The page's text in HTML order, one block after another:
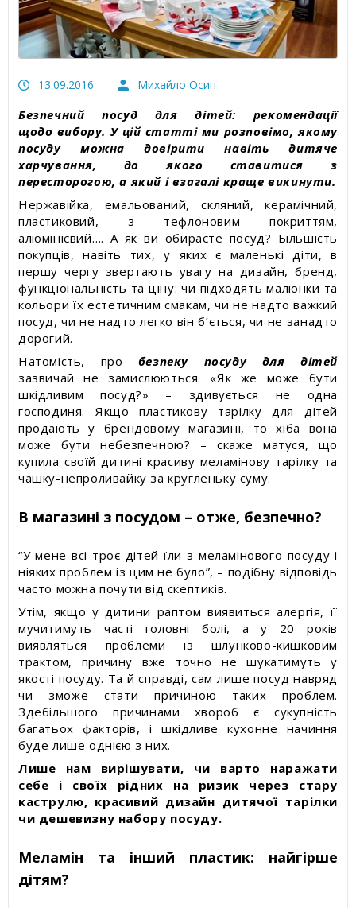
13.09.2016 Михайло Осип
Безпечний посуд для дітей: рекомендації
щодо вибору. У цій статті ми розповімо, якому
посуду можна довірити навіть дитяче
харчування, до якого ставитися з
пересторогою, а який і взагалі краще викинути.
Нержавійка, емальований, скляний, керамічний,
пластиковий, з тефлоновим покриттям,
алюмінієвий…. А як ви обираєте посуд? Більшість
покупців, навіть тих, у яких є маленькі діти, в
першу чергу звертають увагу на дизайн, бренд,
функціональність та ціну: чи підходять малюнки та
кольори їх естетичним смакам, чи не надто важкий
посуд, чи не надто легко він б’ється, чи не занадто
дорогий.
Натомість, про безпеку посуду для дітей
зазвичай не замислюються. «Як же може бути
шкідливим посуд?» – здивується не одна
господиня. Якщо пластикову тарілку для дітей
продають у брендовому магазині, то хіба вона
може бути небезпечною? – скаже матуся, що
купила своїй дитині красиву меламінову тарілку та
чашку-непроливайку за кругленьку суму.
В магазині з посудом – отже, безпечно?
“У мене всі троє дітей їли з меламінового посуду і
ніяких проблем із цим не було”, – подібну відповідь
часто можна почути від скептиків.
Утім, якщо у дитини раптом виявиться алергія, її
мучитимуть часті головні болі, а у 20 років
виявляться проблеми із шлунково-кишковим
трактом, причину вже точно не шукатимуть у
якості посуду. Та й справді, сам лише посуд навряд
чи зможе стати причиною таких проблем.
Здебільшого причинами хвороб є сукупність
багатьох факторів, і шкідливе кухонне начиння
буде лише однією з них.
Лише нам вирішувати, чи варто наражати
себе і своїх рідних на ризик через стару
каструлю, красивий дизайн дитячої тарілки
чи дешевизну набору посуду.
Меламін та інший пластик: найгірше
дітям?
Статті про товари та послуги
Статті про вимірювальні прилади
Прес-релізи, пост-релізи
Відеоновини